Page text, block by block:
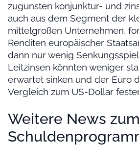
zugunsten konjunktur- und
auch aus dem Segment der
mittelgroßen Unternehmen,
Renditen europäischer
dann nur wenig
Leitzinsen könnten weniger
erwartet sinken und der Euro
Vergleich zum US-Dollar
Weitere News